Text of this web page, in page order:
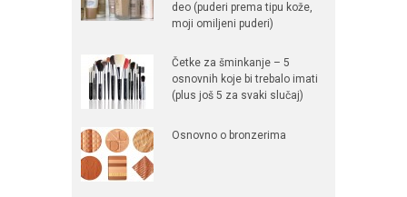
deo (puderi prema tipu kože,
moji omiljeni puderi)
Četke za šminkanje – 5
osnovnih koje bi trebalo imati
(plus još 5 za svaki slučaj)
Osnovno o bronzerima